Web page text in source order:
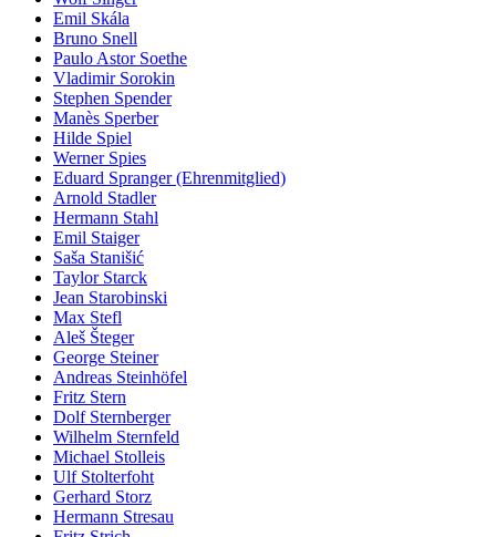
Emil Skála
Bruno Snell
Paulo Astor Soethe
Vladimir Sorokin
Stephen Spender
Manès Sperber
Hilde Spiel
Werner Spies
Eduard Spranger (Ehrenmitglied)
Arnold Stadler
Hermann Stahl
Emil Staiger
Saša Stanišić
Taylor Starck
Jean Starobinski
Max Stefl
Aleš Šteger
George Steiner
Andreas Steinhöfel
Fritz Stern
Dolf Sternberger
Wilhelm Sternfeld
Michael Stolleis
Ulf Stolterfoht
Gerhard Storz
Hermann Stresau